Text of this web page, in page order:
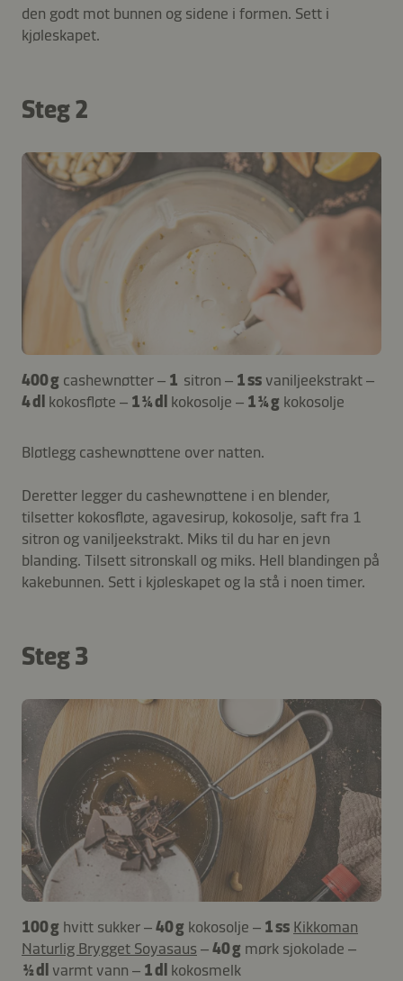
den godt mot bunnen og sidene i formen. Sett i
kjøleskapet.
Steg 2
400 g cashewnøtter – 1 sitron – 1 ss vaniljeekstrakt –
4 dl kokosfløte – 1 ¼ dl kokosolje – 1 ¼ g kokosolje
Bløtlegg cashewnøttene over natten.
Deretter legger du cashewnøttene i en blender,
tilsetter kokosfløte, agavesirup, kokosolje, saft fra 1
sitron og vaniljeekstrakt. Miks til du har en jevn
blanding. Tilsett sitronskall og miks. Hell blandingen på
kakebunnen. Sett i kjøleskapet og la stå i noen timer.
Steg 3
100 g hvitt sukker –40 g kokosolje – 1 ss Kikkoman
Naturlig Brygget Soyasaus –40 g mørk sjokolade –
½ dl varmt vann – 1 dl kokosmelk